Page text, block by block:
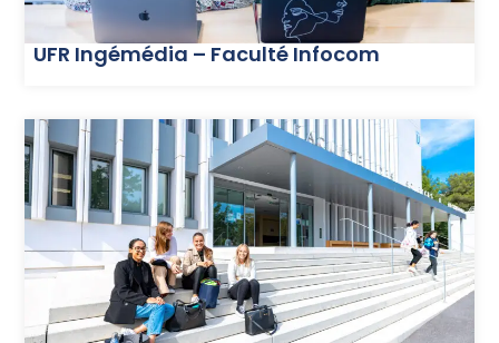
UFR Ingémédia – Faculté Infocom